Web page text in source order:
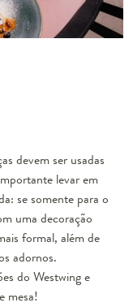
devem ser usadas
levar em
se somente para o
uma decoração
formal, além de
adornos.
do Westwing e
mesa!